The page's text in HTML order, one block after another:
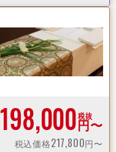
198,000 円〜
税抜
税込価格217,800円〜